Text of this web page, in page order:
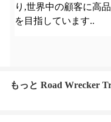
り,世界中の顧客に高
を目指しています..
もっと Road Wrecker